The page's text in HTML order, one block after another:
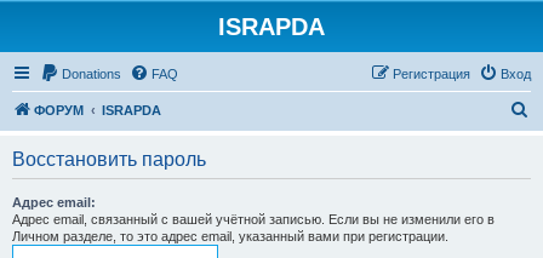
ISRAPDA
Donations FAQ Вход
Регистрация
ФОРУМ ISRAPDA
Восстановить пароль
Адрес email:
Адрес email, связанный с вашей учётной записью. Если вы не изменили его в
Личном разделе, то это адрес email, указанный вами при регистрации.